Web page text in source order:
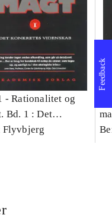
-Rationalitet og
Bd. 1 : Det
videnskab
Flyvbjerg
Feedback